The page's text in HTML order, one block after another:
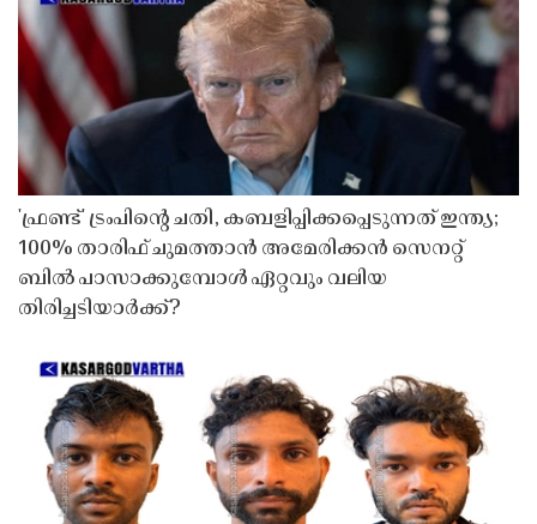
'ഫ്രണ്ട്' ട്രംപിന്റെ ചതി, കബളിപ്പിക്കപ്പെടുന്നത് ഇന്ത്യ;
100% താരിഫ് ചുമത്താൻ അമേരിക്കൻ സെനറ്റ്
ബിൽ പാസാക്കുമ്പോൾ ഏറ്റവും വലിയ
തിരിച്ചടിയാർക്ക്?